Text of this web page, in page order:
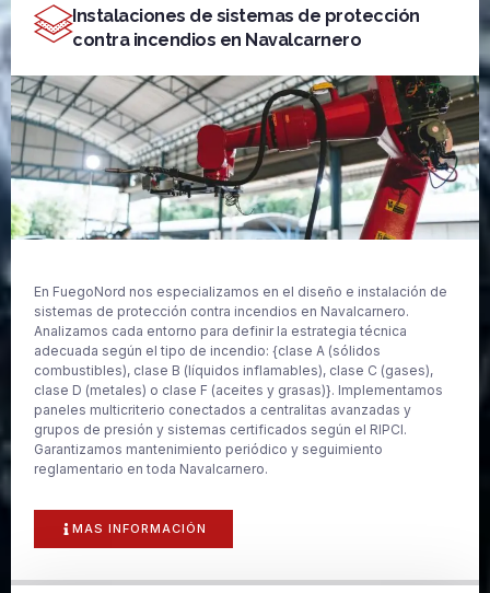
Instalaciones de sistemas de protección
contra incendios en Navalcarnero
En FuegoNord nos especializamos en el diseño e instalación de
sistemas de protección contra incendios en Navalcarnero.
Analizamos cada entorno para definir la estrategia técnica
adecuada según el tipo de incendio: {clase A (sólidos
combustibles), clase B (líquidos inflamables), clase C (gases),
clase D (metales) o clase F (aceites y grasas)}. Implementamos
paneles multicriterio conectados a centralitas avanzadas y
grupos de presión y sistemas certificados según el RIPCI.
Garantizamos mantenimiento periódico y seguimiento
reglamentario en toda Navalcarnero.
MAS INFORMACIÓN